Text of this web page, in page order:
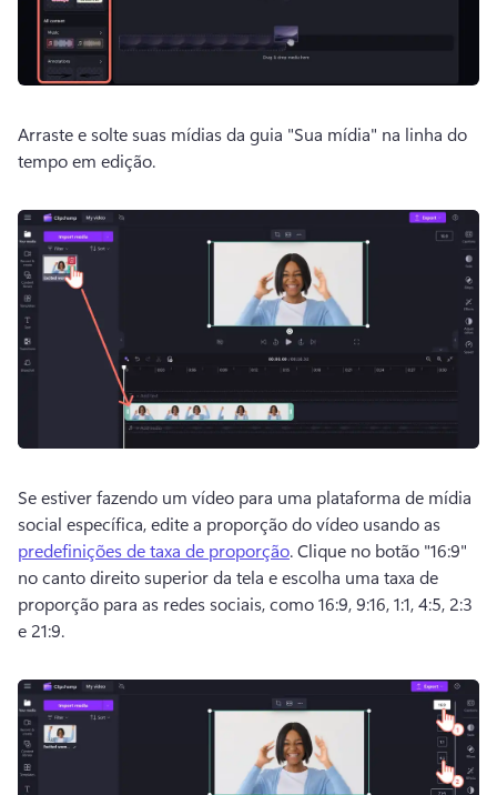
Arraste e solte suas mídias da guia "Sua mídia" na linha do
tempo em edição.
Se estiver fazendo um vídeo para uma plataforma de mídia
social específica, edite a proporção do vídeo usando as
predefinições de taxa de proporção. Clique no botão "16:9"
no canto direito superior da tela e escolha uma taxa de
proporção para as redes sociais, como 16:9, 9:16, 1:1, 4:5, 2:3
e 21:9.